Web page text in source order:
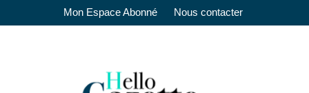
Mon Espace Abonné Nous contacter